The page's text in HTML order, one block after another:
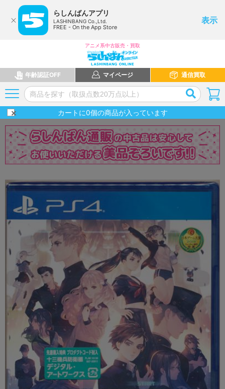
らしんばんアプリ
LASHINBANG Co.,Ltd.
FREE - On the App Store
表示
アニメ系中古販売・買取
年齢認証OFF マイページ 通信買取
カートに0個の商品が入っています